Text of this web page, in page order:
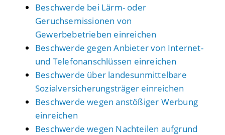
Beschwerde bei Lärm- oder
Geruchsemissionen von
Gewerbebetrieben einreichen
Beschwerde gegen Anbieter von Internet-
und Telefonanschlüssen einreichen
Beschwerde über landesunmittelbare
Sozialversicherungsträger einreichen
Beschwerde wegen anstößiger Werbung
einreichen
Beschwerde wegen Nachteilen aufgrund